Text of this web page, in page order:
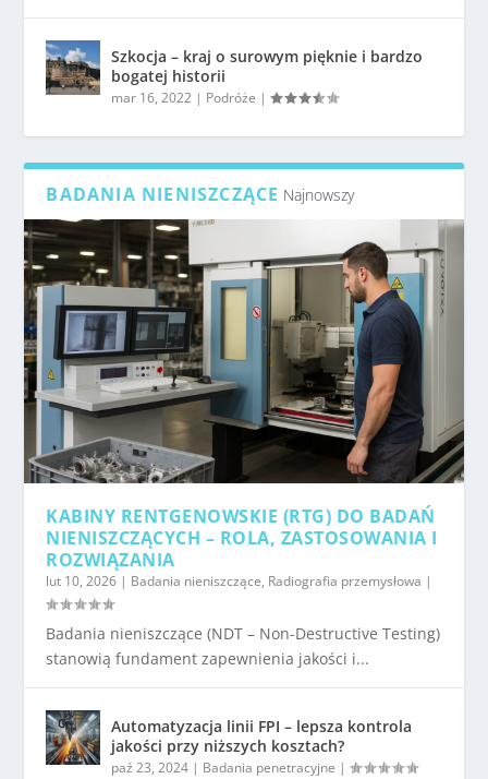
Szkocja – kraj o surowym pięknie i bardzo
bogatej historii
mar 16, 2022 | Podróże |
BADANIA NIENISZCZĄCE Najnowszy
KABINY RENTGENOWSKIE (RTG) DO BADAŃ
NIENISZCZĄCYCH – ROLA, ZASTOSOWANIA I
ROZWIĄZANIA
lut 10, 2026 | Badania nieniszczące, Radiografia przemysłowa |
Badania nieniszczące (NDT – Non-Destructive Testing)
stanowią fundament zapewnienia jakości i...
Automatyzacja linii FPI – lepsza kontrola
jakości przy niższych kosztach?
paź 23, 2024 | Badania penetracyjne |